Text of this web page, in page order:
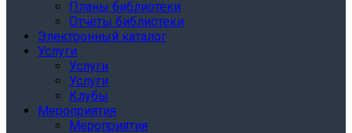
Планы библиотеки
Отчеты библиотеки
Электронный каталог
Услуги
Услуги
Услуги
Клубы
Мероприятия
Мероприятия